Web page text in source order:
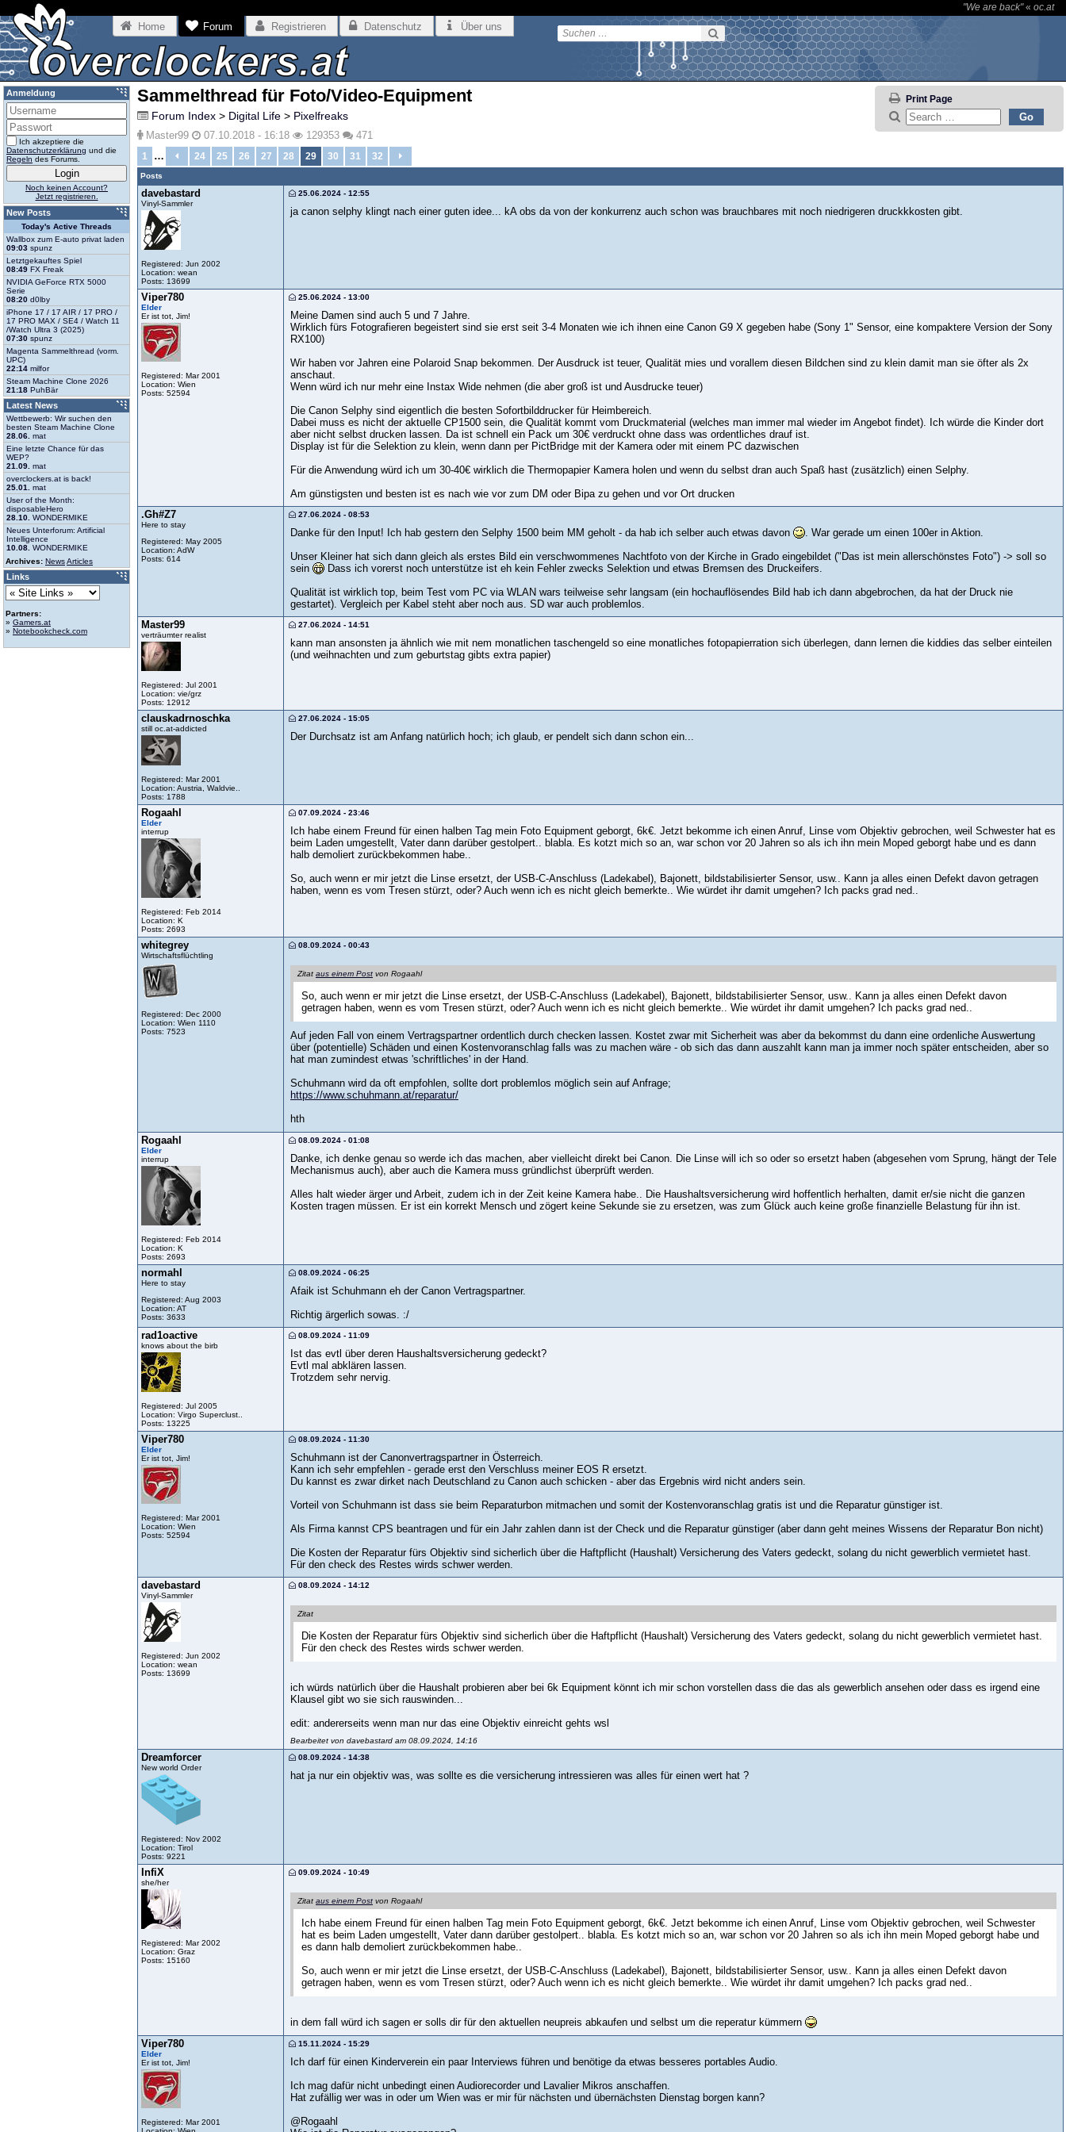
"We are back"« oc.at
Home Forum Registrieren Datenschutz Über uns
Sammelthread für Foto/Video-Equipment Print Page
Forum Index > Digital Life > Pixelfreaks
Master99 07.10.2018 - 16:18 129353 471
1 … 24 25 26 27 28 29 30 31 32
Posts
davebastard
Vinyl-Sammler
Registered: Jun 2002
Location: wean
Posts: 13699
25.06.2024 - 12:55
ja canon selphy klingt nach einer guten idee... kA obs da von der konkurrenz auch schon was brauchbares mit noch niedrigeren druckkkosten gibt.
Viper780
Elder
Er ist tot, Jim!
Registered: Mar 2001
Location: Wien
Posts: 52594
25.06.2024 - 13:00
Meine Damen sind auch 5 und 7 Jahre.
Wirklich fürs Fotografieren begeistert sind sie erst seit 3-4 Monaten wie ich ihnen eine Canon G9 X gegeben habe (Sony 1" Sensor, eine kompaktere Version der Sony
RX100)
Wir haben vor Jahren eine Polaroid Snap bekommen. Der Ausdruck ist teuer, Qualität mies und vorallem diesen Bildchen sind zu klein damit man sie öfter als 2x
anschaut.
Wenn würd ich nur mehr eine Instax Wide nehmen (die aber groß ist und Ausdrucke teuer)
Die Canon Selphy sind eigentlich die besten Sofortbilddrucker für Heimbereich.
Dabei muss es nicht der aktuelle CP1500 sein, die Qualität kommt vom Druckmaterial (welches man immer mal wieder im Angebot findet). Ich würde die Kinder dort
aber nicht selbst drucken lassen. Da ist schnell ein Pack um 30€ verdruckt ohne dass was ordentliches drauf ist.
Display ist für die Selektion zu klein, wenn dann per PictBridge mit der Kamera oder mit einem PC dazwischen
Für die Anwendung würd ich um 30-40€ wirklich die Thermopapier Kamera holen und wenn du selbst dran auch Spaß hast (zusätzlich) einen Selphy.
Am günstigsten und besten ist es nach wie vor zum DM oder Bipa zu gehen und vor Ort drucken
.Gh#Z7
Here to stay
Registered: May 2005
Location: AdW
Posts: 614
27.06.2024 - 08:53
Danke für den Input! Ich hab gestern den Selphy 1500 beim MM geholt - da hab ich selber auch etwas davon
. War gerade um einen 100er in Aktion.
Unser Kleiner hat sich dann gleich als erstes Bild ein verschwommenes Nachtfoto von der Kirche in Grado eingebildet ("Das ist mein allerschönstes Foto") -> soll so
sein
Dass ich vorerst noch unterstütze ist eh kein Fehler zwecks Selektion und etwas Bremsen des Druckeifers.
Qualität ist wirklich top, beim Test vom PC via WLAN wars teilweise sehr langsam (ein hochauflösendes Bild hab ich dann abgebrochen, da hat der Druck nie
gestartet). Vergleich per Kabel steht aber noch aus. SD war auch problemlos.
Master99
verträumter realist
Registered: Jul 2001
Location: vie/grz
Posts: 12912
27.06.2024 - 14:51
kann man ansonsten ja ähnlich wie mit nem monatlichen taschengeld so eine monatliches fotopapierration sich überlegen, dann lernen die kiddies das selber einteilen
(und weihnachten und zum geburtstag gibts extra papier)
clauskadrnoschka
still oc.at-addicted
Registered: Mar 2001
Location: Austria, Waldvie..
Posts: 1788
27.06.2024 - 15:05
Der Durchsatz ist am Anfang natürlich hoch; ich glaub, er pendelt sich dann schon ein...
Rogaahl
Elder
interrup
Registered: Feb 2014
Location: K
Posts: 2693
07.09.2024 - 23:46
Ich habe einem Freund für einen halben Tag mein Foto Equipment geborgt, 6k€. Jetzt bekomme ich einen Anruf, Linse vom Objektiv gebrochen, weil Schwester hat es
beim Laden umgestellt, Vater dann darüber gestolpert.. blabla. Es kotzt mich so an, war schon vor 20 Jahren so als ich ihn mein Moped geborgt habe und es dann
halb demoliert zurückbekommen habe..
So, auch wenn er mir jetzt die Linse ersetzt, der USB-C-Anschluss (Ladekabel), Bajonett, bildstabilisierter Sensor, usw.. Kann ja alles einen Defekt davon getragen
haben, wenn es vom Tresen stürzt, oder? Auch wenn ich es nicht gleich bemerkte.. Wie würdet ihr damit umgehen? Ich packs grad ned..
whitegrey
Wirtschaftsflüchtling
Registered: Dec 2000
Location: Wien 1110
Posts: 7523
08.09.2024 - 00:43
Zitat aus einem Post von Rogaahl
So, auch wenn er mir jetzt die Linse ersetzt, der USB-C-Anschluss (Ladekabel), Bajonett, bildstabilisierter Sensor, usw.. Kann ja alles einen Defekt davon
getragen haben, wenn es vom Tresen stürzt, oder? Auch wenn ich es nicht gleich bemerkte.. Wie würdet ihr damit umgehen? Ich packs grad ned..
Auf jeden Fall von einem Vertragspartner ordentlich durch checken lassen. Kostet zwar mit Sicherheit was aber da bekommst du dann eine ordenliche Auswertung
über (potentielle) Schäden und einen Kostenvoranschlag falls was zu machen wäre - ob sich das dann auszahlt kann man ja immer noch später entscheiden, aber so
hat man zumindest etwas 'schriftliches' in der Hand.
Schuhmann wird da oft empfohlen, sollte dort problemlos möglich sein auf Anfrage;
https://www.schuhmann.at/reparatur/
hth
Rogaahl
Elder
interrup
Registered: Feb 2014
Location: K
Posts: 2693
08.09.2024 - 01:08
Danke, ich denke genau so werde ich das machen, aber vielleicht direkt bei Canon. Die Linse will ich so oder so ersetzt haben (abgesehen vom Sprung, hängt der Tele
Mechanismus auch), aber auch die Kamera muss gründlichst überprüft werden.
Alles halt wieder ärger und Arbeit, zudem ich in der Zeit keine Kamera habe.. Die Haushaltsversicherung wird hoffentlich herhalten, damit er/sie nicht die ganzen
Kosten tragen müssen. Er ist ein korrekt Mensch und zögert keine Sekunde sie zu ersetzen, was zum Glück auch keine große finanzielle Belastung für ihn ist.
normahl
Here to stay
Registered: Aug 2003
Location: AT
Posts: 3633
08.09.2024 - 06:25
Afaik ist Schuhmann eh der Canon Vertragspartner.
Richtig ärgerlich sowas. :/
rad1oactive
knows about the birb
Registered: Jul 2005
Location: Virgo Superclust..
Posts: 13225
08.09.2024 - 11:09
Ist das evtl über deren Haushaltsversicherung gedeckt?
Evtl mal abklären lassen.
Trotzdem sehr nervig.
Viper780
Elder
Er ist tot, Jim!
Registered: Mar 2001
Location: Wien
Posts: 52594
08.09.2024 - 11:30
Schuhmann ist der Canonvertragspartner in Österreich.
Kann ich sehr empfehlen - gerade erst den Verschluss meiner EOS R ersetzt.
Du kannst es zwar dirket nach Deutschland zu Canon auch schicken - aber das Ergebnis wird nicht anders sein.
Vorteil von Schuhmann ist dass sie beim Reparaturbon mitmachen und somit der Kostenvoranschlag gratis ist und die Reparatur günstiger ist.
Als Firma kannst CPS beantragen und für ein Jahr zahlen dann ist der Check und die Reparatur günstiger (aber dann geht meines Wissens der Reparatur Bon nicht)
Die Kosten der Reparatur fürs Objektiv sind sicherlich über die Haftpflicht (Haushalt) Versicherung des Vaters gedeckt, solang du nicht gewerblich vermietet hast.
Für den check des Restes wirds schwer werden.
davebastard
Vinyl-Sammler
Registered: Jun 2002
Location: wean
Posts: 13699
08.09.2024 - 14:12
Zitat
Die Kosten der Reparatur fürs Objektiv sind sicherlich über die Haftpflicht (Haushalt) Versicherung des Vaters gedeckt, solang du nicht gewerblich vermietet hast.
Für den check des Restes wirds schwer werden.
ich würds natürlich über die Haushalt probieren aber bei 6k Equipment könnt ich mir schon vorstellen dass die das als gewerblich ansehen oder dass es irgend eine
Klausel gibt wo sie sich rauswinden...
edit: andererseits wenn man nur das eine Objektiv einreicht gehts wsl
Bearbeitet von davebastard am 08.09.2024, 14:16
Dreamforcer
New world Order
Registered: Nov 2002
Location: Tirol
Posts: 9221
08.09.2024 - 14:38
hat ja nur ein objektiv was, was sollte es die versicherung intressieren was alles für einen wert hat ?
InfiX
she/her
Registered: Mar 2002
Location: Graz
Posts: 15160
09.09.2024 - 10:49
Zitat aus einem Post von Rogaahl
Ich habe einem Freund für einen halben Tag mein Foto Equipment geborgt, 6k€. Jetzt bekomme ich einen Anruf, Linse vom Objektiv gebrochen, weil Schwester
hat es beim Laden umgestellt, Vater dann darüber gestolpert.. blabla. Es kotzt mich so an, war schon vor 20 Jahren so als ich ihn mein Moped geborgt habe und
es dann halb demoliert zurückbekommen habe..
So, auch wenn er mir jetzt die Linse ersetzt, der USB-C-Anschluss (Ladekabel), Bajonett, bildstabilisierter Sensor, usw.. Kann ja alles einen Defekt davon
getragen haben, wenn es vom Tresen stürzt, oder? Auch wenn ich es nicht gleich bemerkte.. Wie würdet ihr damit umgehen? Ich packs grad ned..
in dem fall würd ich sagen er solls dir für den aktuellen neupreis abkaufen und selbst um die reperatur kümmern
Viper780
Elder
Er ist tot, Jim!
Registered: Mar 2001
15.11.2024 - 15:29
Ich darf für einen Kinderverein ein paar Interviews führen und benötige da etwas besseres portables Audio.
Ich mag dafür nicht unbedingt einen Audiorecorder und Lavalier Mikros anschaffen.
Hat zufällig wer was in oder um Wien was er mir für nächsten und übernächsten Dienstag borgen kann?
@Rogaahl
Anmeldung
Ich akzeptiere die
Datenschutzerklärung und die
Regeln des Forums.
Noch keinen Account?
Jetzt registrieren.
New Posts
Today's Active Threads
Wallbox zum E-auto privat laden
09:03 spunz
Letztgekauftes Spiel
08:49 FX Freak
NVIDIA GeForce RTX 5000
Serie
08:20 d0lby
iPhone 17 / 17 AIR / 17 PRO /
17 PRO MAX / SE4 / Watch 11
/Watch Ultra 3 (2025)
07:30 spunz
Magenta Sammelthread (vorm.
UPC)
22:14 milfor
Steam Machine Clone 2026
21:18 PuhBär
Latest News
Wettbewerb: Wir suchen den
besten Steam Machine Clone
28.06. mat
Eine letzte Chance für das
WEP?
21.09. mat
overclockers.at is back!
25.01.
mat
User of the Month:
disposableHero
28.10. WONDERMIKE
Neues Unterforum: Artificial
Intelligence
10.08. WONDERMIKE
Archives: NewsArticles
Links
Partners:
» Gamers.at
» Notebookcheck.com